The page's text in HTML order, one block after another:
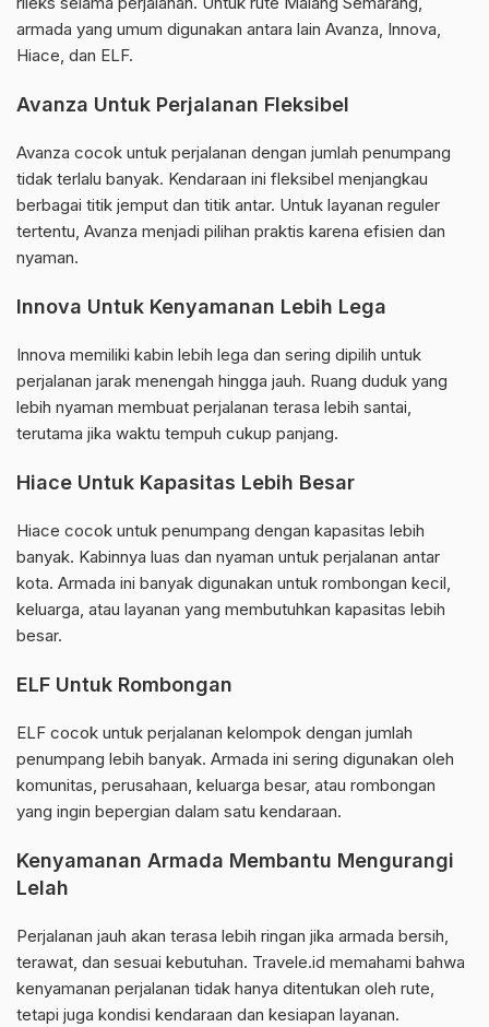
armada yang umum digunakan antara lain Avanza, Innova,
Hiace, dan ELF.
Avanza Untuk Perjalanan Fleksibel
Avanza cocok untuk perjalanan dengan jumlah penumpang
tidak terlalu banyak. Kendaraan ini fleksibel menjangkau
berbagai titik jemput dan titik antar. Untuk layanan reguler
tertentu, Avanza menjadi pilihan praktis karena efisien dan
nyaman.
Innova Untuk Kenyamanan Lebih Lega
Innova memiliki kabin lebih lega dan sering dipilih untuk
perjalanan jarak menengah hingga jauh. Ruang duduk yang
lebih nyaman membuat perjalanan terasa lebih santai,
terutama jika waktu tempuh cukup panjang.
Hiace Untuk Kapasitas Lebih Besar
Hiace cocok untuk penumpang dengan kapasitas lebih
banyak. Kabinnya luas dan nyaman untuk perjalanan antar
kota. Armada ini banyak digunakan untuk rombongan kecil,
keluarga, atau layanan yang membutuhkan kapasitas lebih
besar.
ELF Untuk Rombongan
ELF cocok untuk perjalanan kelompok dengan jumlah
penumpang lebih banyak. Armada ini sering digunakan oleh
komunitas, perusahaan, keluarga besar, atau rombongan
yang ingin bepergian dalam satu kendaraan.
Kenyamanan Armada Membantu Mengurangi
Lelah
Perjalanan jauh akan terasa lebih ringan jika armada bersih,
terawat, dan sesuai kebutuhan. Travele.id memahami bahwa
kenyamanan perjalanan tidak hanya ditentukan oleh rute,
tetapi juga kondisi kendaraan dan kesiapan layanan.